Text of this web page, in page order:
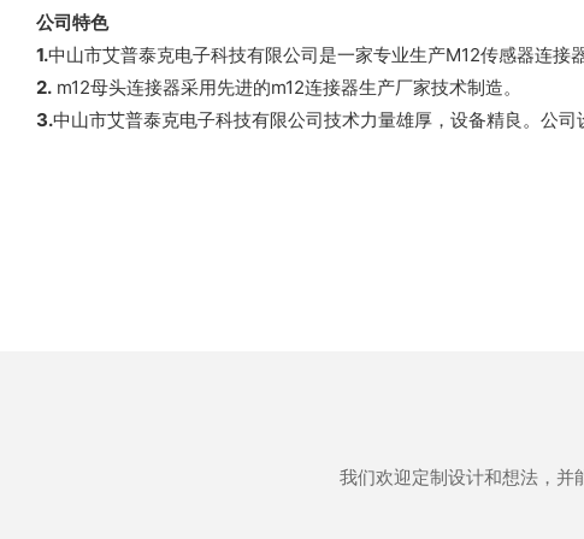
公司特色
1.中山市艾普泰克电子科技有限公司是一家专业生产M12传感器连接
2. m12母头连接器采用先进的m12连接器生产厂家技术制造。
3.中山市艾普泰克电子科技有限公司技术力量雄厚，设备精良。公司
我们欢迎定制设计和想法，并